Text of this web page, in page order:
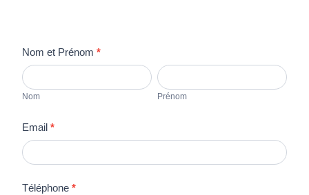
DEPANNAGE
FORM
Nom et Prénom*
Nom
Nom
Prénom
Prénom
Email*
Téléphone*
S
i
v
o
ê
e